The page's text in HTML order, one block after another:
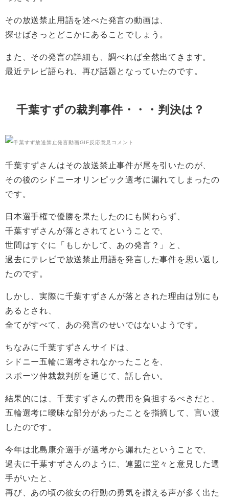
その放送禁止用語を述べた発言の動画は、
探せばきっとどこかにあることでしょう。
また、その発言の詳細も、調べれば全然出てきます。
最近テレビ語られ、再び話題となっていたのです。
千葉すずの裁判事件・・・判決は？
千葉すずさんはその放送禁止事件が尾を引いたのが、
その後のシドニーオリンピック選考に漏れてしまったの
です。
日本選手権で優勝を果たしたのにも関わらず、
千葉すずさんが落とされてということで、
世間はすぐに「もしかして、あの発言？」と、
過去にテレビで放送禁止用語を発言した事件を思い返し
たのです。
しかし、実際に千葉すずさんが落とされた理由は別にも
あるとされ、
全てがすべて、あの発言のせいではないようです。
ちなみに千葉すずさんサイドは、
シドニー五輪に選考されなかったことを、
スポーツ仲裁裁判所を通じて、話し合い。
結果的には、千葉すずさんの費用を負担するべきだと、
五輪選考に曖昧な部分があったことを指摘して、言い渡
したのです。
今年は北島康介選手が選考から漏れたということで、
過去に千葉すずさんのように、連盟に堂々と意見した選
手がいたと、
再び、あの頃の彼女の行動の勇気を讃える声が多く出た